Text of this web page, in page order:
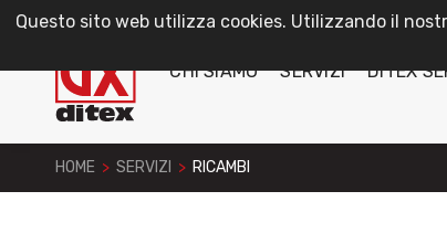
Questo sito web utilizza cookies. Utilizzando il
CHI SIAMO
SERVIZI DITEX
HOME > SERVIZI > RICAMBI